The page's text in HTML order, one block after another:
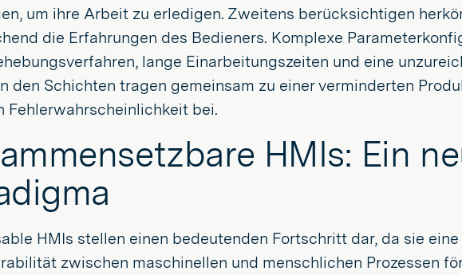
um ihre Arbeit zu erledigen. Zweitens berücksichtigen
die Erfahrungen des Bedieners. Komplexe
lange Einarbeitungszeiten und eine
den Schichten tragen gemeinsam zu einer verminderten
Fehlerwahrscheinlichkeit bei.
HMIs: Ein
HMIs stellen einen bedeutenden Fortschritt dar, da sie
zwischen maschinellen und menschlichen Prozessen